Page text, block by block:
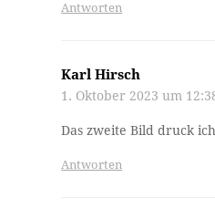
Antworten
Karl Hirsch
1. Oktober 2023 um
Das zweite Bild druck
Antworten